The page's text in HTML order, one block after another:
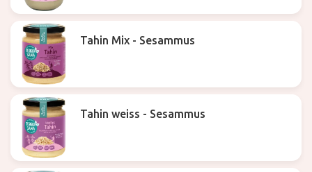
Tahin Mix - Sesammus
Tahin weiss - Sesammus